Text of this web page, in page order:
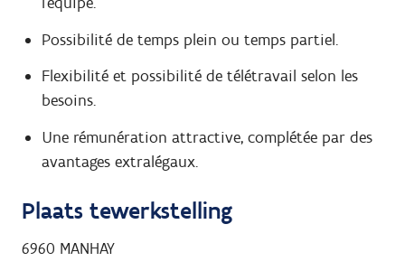
Possibilité de temps plein ou temps partiel.
Flexibilité et possibilité de télétravail selon les
besoins.
Une rémunération attractive, complétée par des
avantages extralégaux.
Plaats tewerkstelling
6960 MANHAY